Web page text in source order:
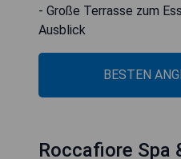
- Große Terrasse zum
Ausblick
BESTEN
Roccafiore Spa